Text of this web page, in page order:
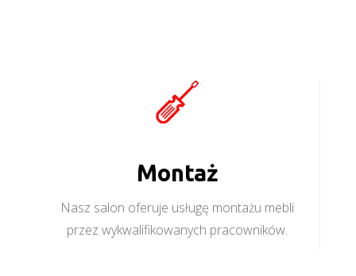
Montaż
Nasz salon oferuje usługę montażu mebli
przez wykwalifikowanych pracowników.